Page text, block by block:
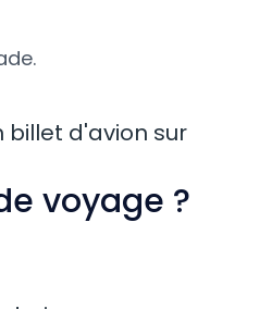
d'avion sur
voyage ?